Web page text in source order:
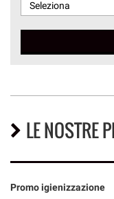
LE NOSTRE
Promo igienizzazione